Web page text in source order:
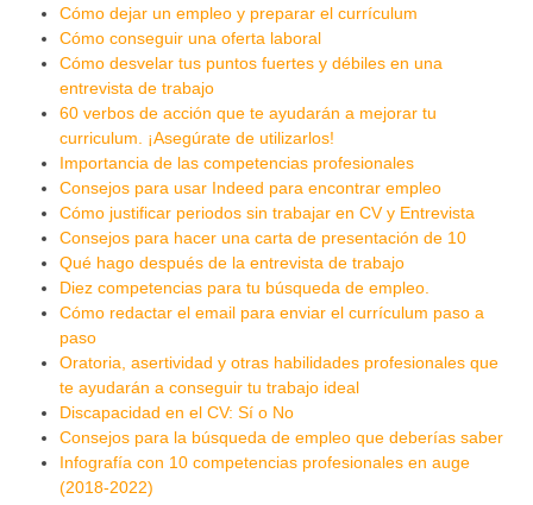
Cómo dejar un empleo y preparar el currículum
Cómo conseguir una oferta laboral
Cómo desvelar tus puntos fuertes y débiles en una
entrevista de trabajo
60 verbos de acción que te ayudarán a mejorar tu
curriculum. ¡Asegúrate de utilizarlos!
Importancia de las competencias profesionales
Consejos para usar Indeed para encontrar empleo
Cómo justificar periodos sin trabajar en CV y Entrevista
Consejos para hacer una carta de presentación de 10
Qué hago después de la entrevista de trabajo
Diez competencias para tu búsqueda de empleo.
Cómo redactar el email para enviar el currículum paso a
paso
Oratoria, asertividad y otras habilidades profesionales que
te ayudarán a conseguir tu trabajo ideal
Discapacidad en el CV: Sí o No
Consejos para la búsqueda de empleo que deberías saber
Infografía con 10 competencias profesionales en auge
(2018-2022)